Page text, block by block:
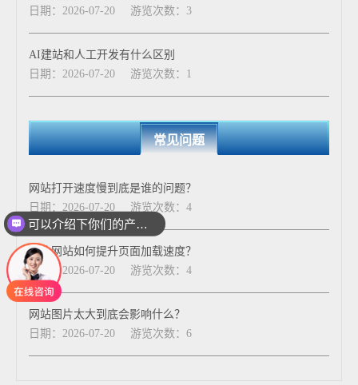
日期：2026-07-20
游览次数：3
AI建站和人工开发有什么区别
日期：2026-07-20
游览次数：1
常见问题
网站打开速度慢到底是谁的问题？
日期：2026-07-20
游览次数：4
企业网站如何提升页面加载速度？
日期：2026-07-20
游览次数：4
网站图片太大到底会影响什么？
日期：2026-07-20
游览次数：6